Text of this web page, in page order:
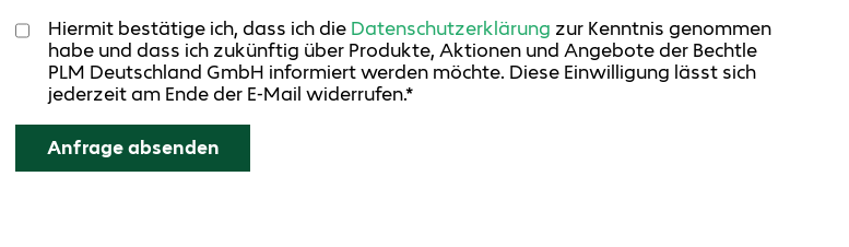
Hiermit bestätige ich, dass ich die Datenschutzerklärung zur Kenntnis genommen
habe und dass ich zukünftig über Produkte, Aktionen und Angebote der Bechtle
PLM Deutschland GmbH informiert werden möchte. Diese Einwilligung lässt sich
jederzeit am Ende der E-Mail widerrufen.*